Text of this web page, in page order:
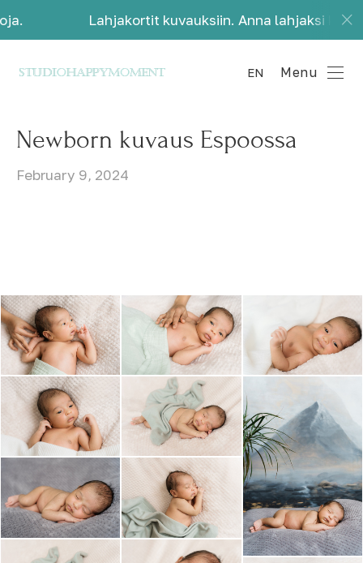
Lahjakortit kuvauksiin. Anna lahjaksi kauniita
EN Menu
Newborn kuvaus Espoossa
February 9, 2024